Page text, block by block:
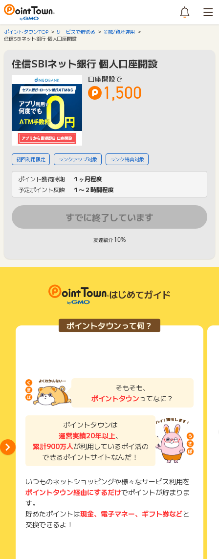
ポイントタウンTOP サービスで貯める
金融/資産運用
住信SBIネット銀行 個人口座開設
住信SBIネット銀行 個人口座開設
口座開設で
1,500
初回利用限定 ランクアップ対象 ランク特典対象
ポイント獲得時期
１ヶ月程度
予定ポイント反映
１〜２時間程度
すでに終了しています
友達紹介 10%
はじめてガイド
ポイントタウンって何？
そもそも、
ポイントタウンってなに？
ポイントタウンは
運営実績20年以上、
累計900万人が利用しているポイ活の
できるポイントサイトなんだ！
いつものネットショッピングや様々なサービス利用を
ポイントタウン経由にするだけでポイントが貯まりま
す。
貯めたポイントは現金、電子マネー、ギフト券などと
交換できるよ！